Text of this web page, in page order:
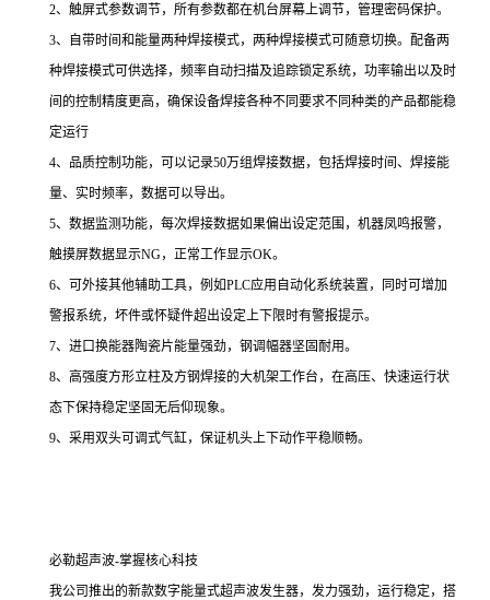
2、触屏式参数调节，所有参数都在机台屏幕上调节，管理密码保护。
3、自带时间和能量两种焊接模式，两种焊接模式可随意切换。配备两
种焊接模式可供选择，频率自动扫描及追踪锁定系统，功率输出以及时
间的控制精度更高，确保设备焊接各种不同要求不同种类的产品都能稳
定运行
4、品质控制功能，可以记录50万组焊接数据，包括焊接时间、焊接能
量、实时频率，数据可以导出。
5、数据监测功能，每次焊接数据如果偏出设定范围，机器凤鸣报警，
触摸屏数据显示NG，正常工作显示OK。
6、可外接其他辅助工具，例如PLC应用自动化系统装置，同时可增加
警报系统，坏件或怀疑件超出设定上下限时有警报提示。
7、进口换能器陶瓷片能量强劲，钢调幅器坚固耐用。
8、高强度方形立柱及方钢焊接的大机架工作台，在高压、快速运行状
态下保持稳定坚固无后仰现象。
9、采用双头可调式气缸，保证机头上下动作平稳顺畅。
必勒超声波-掌握核心科技
我公司推出的新款数字能量式超声波发生器，发力强劲，运行稳定，搭